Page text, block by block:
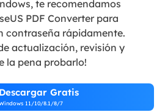
te recomendamos
PDF Converter para
contraseña rápidamente.
actualización, revisión y
la pena probarlo!
Descargar Gratis
11/10/8.1/8/7